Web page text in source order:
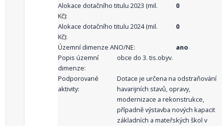
Alokace dotačního titulu 2023 (mil.
Kč):
0
Alokace dotačního titulu 2024 (mil.
Kč):
0
Územní dimenze ANO/NE:
ano
Popis územní
dimenze:
obce do 3. tis.obyv.
Podporované
aktivity:
Dotace je určena na odstraňování
havarijních stavů, opravy,
modernizace a rekonstrukce,
případně výstavba nových kapacit
základních a mateřských škol v